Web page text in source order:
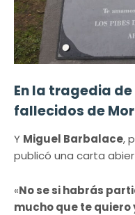
En la tragedia
fallecidos de
Y Miguel Barbalace,
publicó una carta
«No se si habrás
mucho que te quiero